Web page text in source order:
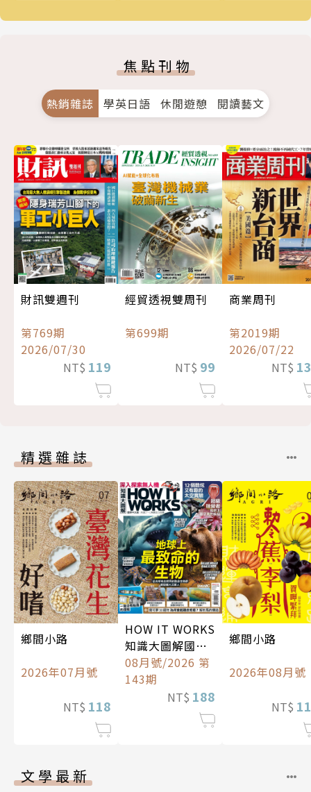
焦點刊物
熱銷雜誌 學英日語 休閒遊憩 閱讀藝文
財訊雙週刊
第769期
2026/07/30
NT$ 119
經貿透視雙周刊
第699期
NT$ 99
商業周刊
第2019期
2026/07/22
NT$
精選雜誌
鄉間小路
2026年07月號
NT$ 118
HOW IT WORKS
知識大圖解國際
中文版
08月號/2026 第
143期
NT$ 188
鄉間小路
2026年08月號
NT$
文學最新